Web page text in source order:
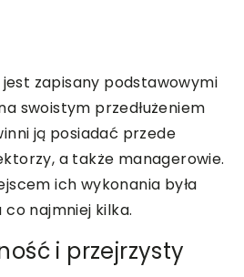
zapisany podstawowymi
swoistym przedłużeniem
ją posiadać przede
a także managerowie.
ich wykonania była
najmniej kilka.
i przejrzysty